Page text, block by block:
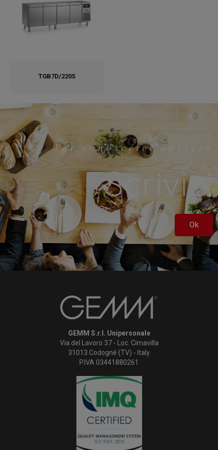
TGB7D/220S
Per conoscerci davvero
Scrivici
Ok
GEMM S.r.l. Unipersonale
Via del Lavoro 37 - Loc. Cimavilla
31013 Codogné (TV) - Italy
P.IVA 03441880261